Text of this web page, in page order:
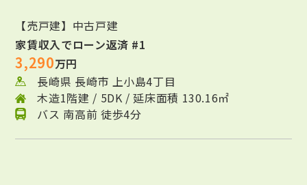
【売戸建】中古戸建
家賃収入でローン返済 #1
3,290万円
長崎県 長崎市 上小島4丁目
木造1階建 / 5DK / 延床面積 130.16㎡
バス 南高前 徒歩4分